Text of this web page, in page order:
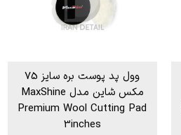
وول پد پوست بره سایز 75
مکس شاین مدل MaxShine
Premium Wool Cutting Pad
3inches